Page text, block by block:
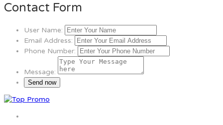
Contact Form
User Name:
Email Address:
Phone Number:
Message: